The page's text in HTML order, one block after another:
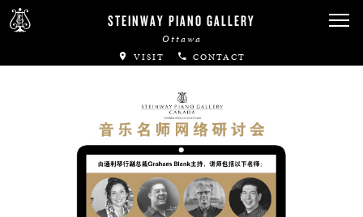
STEINWAY PIANO GALLERY
Ottawa
VISIT CONTACT
Canadian Artists
Immortal Artists
Local Concert Halls
CONTACT US